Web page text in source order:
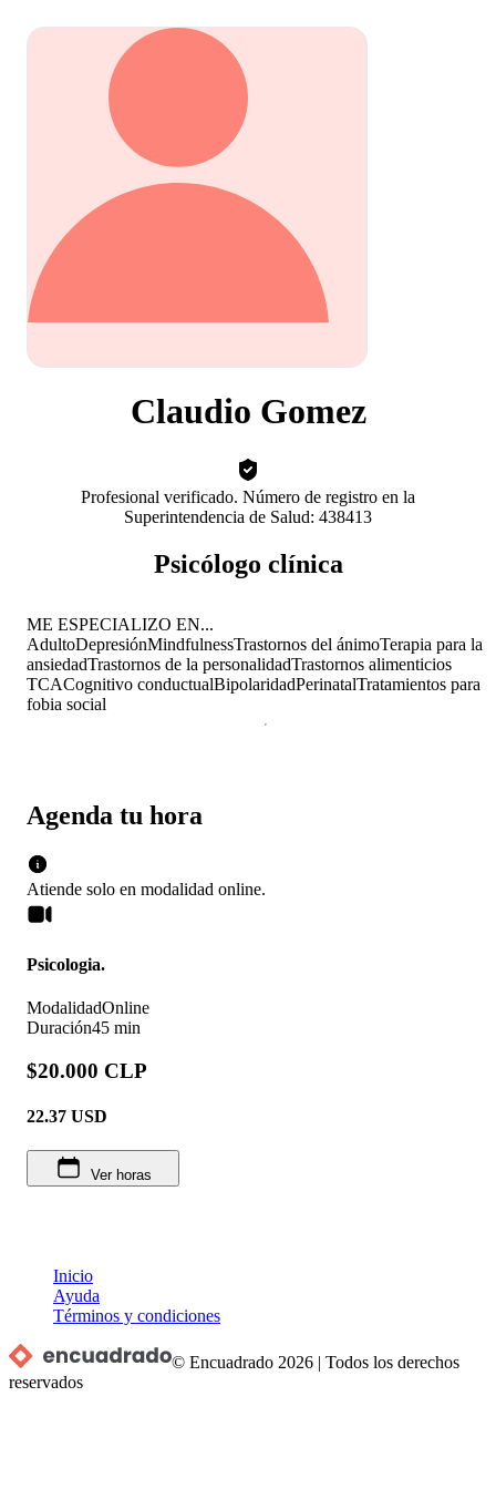
Claudio Gomez
Profesional verificado. Número de registro en la
Superintendencia de Salud: 438413
Psicólogo clínica
Agenda tu hora
Atiende solo en modalidad online.
Psicologia.
ModalidadOnline
Duración45 min
$20.000 CLP
22.37 USD
Ver horas
ME ESPECIALIZO EN...
AdultoDepresiónMindfulnessTrastornos del ánimoTerapia para la
ansiedadTrastornos de la personalidadTrastornos alimenticios
TCACognitivo conductualBipolaridadPerinatalTratamientos para
fobia social
Inicio
Ayuda
Términos y condiciones
© Encuadrado 2026 |Todos los derechos
reservados